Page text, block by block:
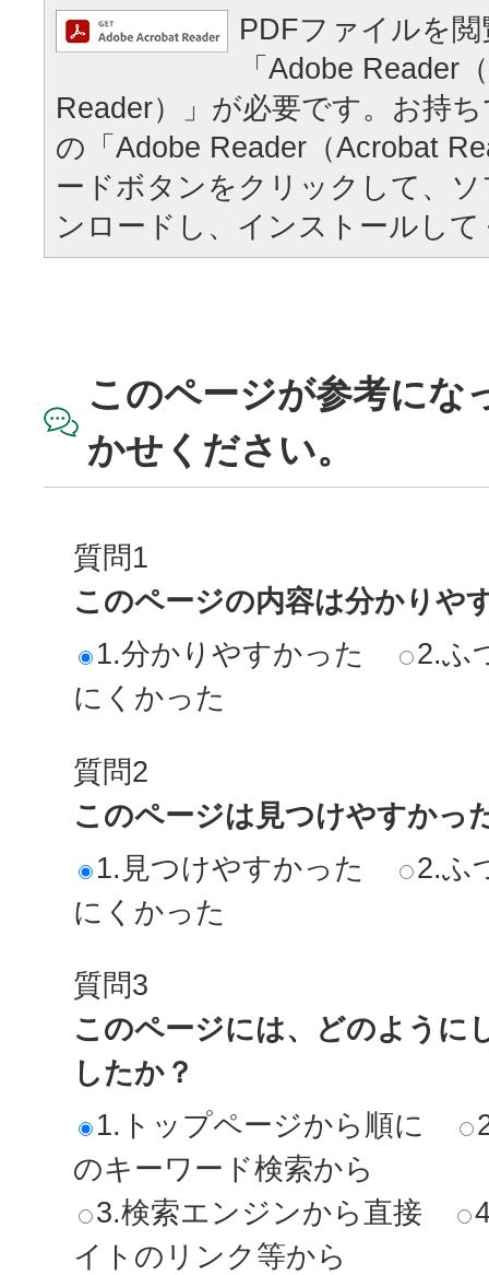
PDFファイルを
「Adobe Reader
Reader）」が必要です。お持
の「Adobe Reader（Acrobat
ードボタンをクリックして、
ンロードし、インストールし
このページが参考にな
かせください。
質問1
このページの内容は分かりや
1.分かりやすかった
2.ふ
にくかった
質問2
このページは見つけやすかっ
1.見つけやすかった
2.ふ
にくかった
質問3
このページには、どのように
したか？
1.トップページから順に
のキーワード検索から
3.検索エンジンから直接
イトのリンク等から